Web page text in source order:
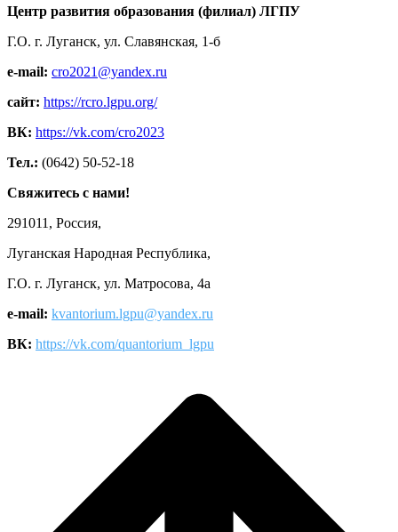
Центр развития образования (филиал) ЛГПУ
Г.О. г. Луганск, ул. Славянская, 1-б
e-mail: cro2021@yandex.ru
сайт: https://rcro.lgpu.org/
ВК: https://vk.com/cro2023
Тел.: (0642) 50-52-18
Свяжитесь с нами!
291011, Россия,
Луганская Народная Республика,
Г.О. г. Луганск, ул. Матросова, 4а
e-mail: kvantorium.lgpu@yandex.ru
ВК: https://vk.com/quantorium_lgpu